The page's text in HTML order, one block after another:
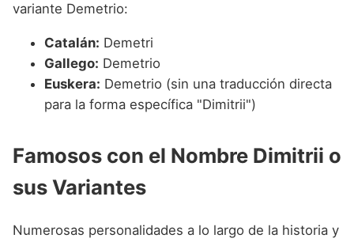
variante Demetrio:
Catalán: Demetri
Gallego: Demetrio
Euskera: Demetrio (sin una traducción directa
para la forma específica "Dimitrii")
Famosos con el Nombre Dimitrii o
sus Variantes
Numerosas personalidades a lo largo de la historia y